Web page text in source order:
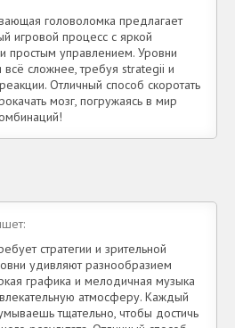
головоломка предлагает
игровой процесс с яркой
простым управлением. Уровни
всё сложнее, требуя strategii и
Отличный способ скоротать
мозг, погружаясь в мир
стратегии и зрительной
удивляют разнообразием
графика и мелодичная музыка
атмосферу. Каждый
тщательно, чтобы достичь